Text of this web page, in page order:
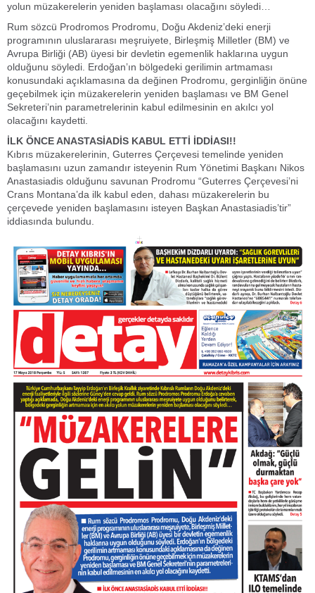
yolun müzakerelerin yeniden başlaması olacağını söyledi…
Rum sözcü Prodromos Prodromu, Doğu Akdeniz’deki enerji
programının uluslararası meşruiyete, Birleşmiş Milletler (BM) ve
Avrupa Birliği (AB) üyesi bir devletin egemenlik haklarına uygun
olduğunu söyledi. Erdoğan’ın bölgedeki gerilimin artmaması
konusundaki açıklamasına da değinen Prodromu, gerginliğin önüne
geçebilmek için müzakerelerin yeniden başlaması ve BM Genel
Sekreteri’nin parametrelerinin kabul edilmesinin en akılcı yol
olacağını kaydetti.
İLK ÖNCE ANASTASİADİS KABUL ETTİ İDDİASI!!
Kıbrıs müzakerelerinin, Guterres Çerçevesi temelinde yeniden
başlamasını uzun zamandır isteyenin Rum Yönetimi Başkanı Nikos
Anastasiadis olduğunu savunan Prodromu “Guterres Çerçevesi’ni
Crans Montana’da ilk kabul eden, dahası müzakerelerin bu
çerçevede yeniden başlamasını isteyen Başkan Anastasiadis’tir”
iddiasında bulundu.